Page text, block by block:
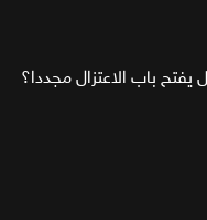
يفتح باب الاعتزال مجددا؟